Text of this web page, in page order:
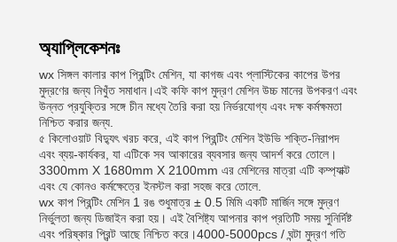
অ্যাপ্লিকেশনঃ
wx সিঙ্গল কালার কাপ প্রিন্টিং মেশিন, যা কাগজ এবং প্লাস্টিকের কাপের উপর
মুদ্রণের জন্য নিখুঁত সমাধান।এই কফি কাপ মুদ্রণ মেশিন উচ্চ মানের উপকরণ এবং
উন্নত প্রযুক্তির সঙ্গে চীন মধ্যে তৈরি করা হয় নির্ভরযোগ্য এবং দক্ষ কর্মক্ষমতা
নিশ্চিত করার জন্য.
৫ কিলোওয়াট বিদ্যুৎ খরচ করে, এই কাপ প্রিন্টিং মেশিন ইউভি শক্তি-নিরাপদ
এবং ব্যয়-কার্যকর, যা এটিকে সব আকারের ব্যবসার জন্য আদর্শ করে তোলে।
3300mm X 1680mm X 2100mm এর মেশিনের মাত্রা এটি কম্প্যাক্ট
এবং যে কোনও কর্মক্ষেত্রে ইনস্টল করা সহজ করে তোলে.
wx কাপ প্রিন্টিং মেশিন 1 রঙ শুধুমাত্র ± 0.5 মিমি একটি মার্জিন সঙ্গে মুদ্রণ
নির্ভুলতা জন্য ডিজাইন করা হয়। এই বৈশিষ্ট্য আপনার কাপ প্রতিটি সময় সুনির্দিষ্ট
এবং পরিষ্কার প্রিন্ট আছে নিশ্চিত করে।4000-5000pcs / ঘন্টা মুদ্রণ গতি